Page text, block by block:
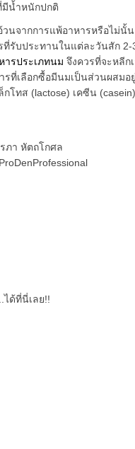
มีน้ำหนักปกติ
นจากการแพ้อาหารหรือไม่นั้
รับประทานในแต่ละวันสัก
ารประเภทนม จึงควรที่จะหลีก
ที่เลือกซื้อมีนมเป็นส่วนผสมอ
ทส (lactose) เคซีน
ภา หัตถโกศล
ได้ที่นี่เลย!!